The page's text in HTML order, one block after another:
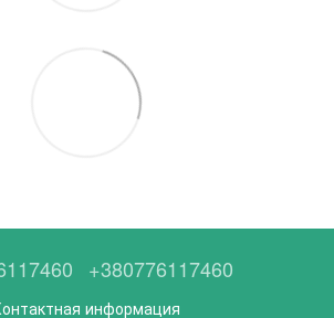
+380776117460
информация